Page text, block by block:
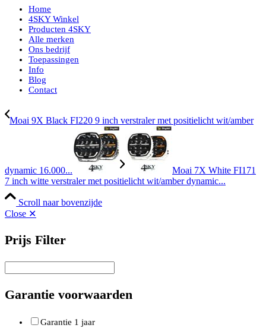
Home
4SKY Winkel
Producten 4SKY
Alle merken
Ons bedrijf
Toepassingen
Info
Blog
Contact
Moai 9X Black FI220 9 inch verstraler met positielicht wit/amber
dynamic 16.000...
Moai 7X White FI171
7 inch witte verstraler met positielicht wit/amber dynamic...
Scroll naar bovenzijde
Close ✕
Prijs Filter
Garantie voorwaarden
Garantie 1 jaar